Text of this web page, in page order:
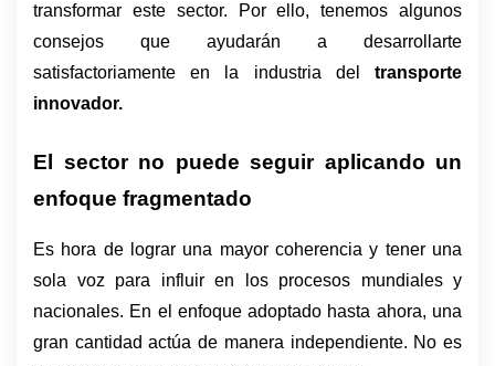
transformar este sector. Por ello, tenemos algunos
consejos que ayudarán a desarrollarte
satisfactoriamente en la industria del transporte
innovador.
El sector no puede seguir aplicando un
enfoque fragmentado
Es hora de lograr una mayor coherencia y tener una
sola voz para influir en los procesos mundiales y
nacionales. En el enfoque adoptado hasta ahora, una
gran cantidad actúa de manera independiente. No es